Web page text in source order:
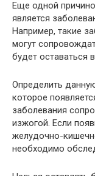
Еще одной
является
Например, такие
могут
будет оставаться
Определить
которое
заболевания
изжогой. Если
желудочно-
необходимо